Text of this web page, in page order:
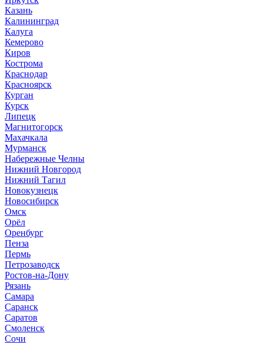
Казань
Калининград
Калуга
Кемерово
Киров
Кострома
Краснодар
Красноярск
Курган
Курск
Липецк
Магнитогорск
Махачкала
Мурманск
Набережные Челны
Нижний Новгород
Нижний Тагил
Новокузнецк
Новосибирск
Омск
Орёл
Оренбург
Пенза
Пермь
Петрозаводск
Ростов-на-Дону
Рязань
Самара
Саранск
Саратов
Смоленск
Сочи